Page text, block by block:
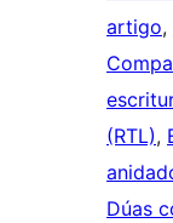
artigo,
(RTL),
Dúas